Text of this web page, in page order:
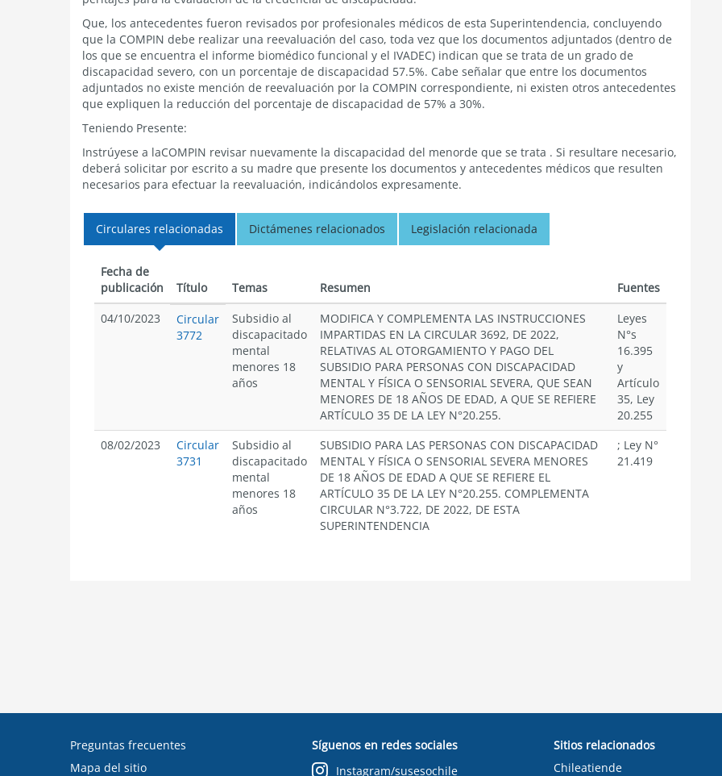
Que, los antecedentes fueron revisados por profesionales médicos de esta Superintendencia, concluyendo
que la COMPIN debe realizar una reevaluación del caso, toda vez que los documentos adjuntados (dentro de
los que se encuentra el informe biomédico funcional y el IVADEC) indican que se trata de un grado de
discapacidad severo, con un porcentaje de discapacidad 57.5%. Cabe señalar que entre los documentos
adjuntados no existe mención de reevaluación por la COMPIN correspondiente, ni existen otros antecedentes
que expliquen la reducción del porcentaje de discapacidad de 57% a 30%.
Teniendo Presente:
Instrúyese a laCOMPIN revisar nuevamente la discapacidad del menorde que se trata . Si resultare necesario,
deberá solicitar por escrito a su madre que presente los documentos y antecedentes médicos que resulten
necesarios para efectuar la reevaluación, indicándolos expresamente.
Circulares relacionadas Dictámenes relacionados Legislación relacionada
Fecha de
publicación
Título Temas Resumen
Fuentes
04/10/2023
Circular
3772
Subsidio al
discapacitado
mental
menores 18
años
MODIFICA Y COMPLEMENTA LAS INSTRUCCIONES
IMPARTIDAS EN LA CIRCULAR 3692, DE 2022,
RELATIVAS AL OTORGAMIENTO Y PAGO DEL
SUBSIDIO PARA PERSONAS CON DISCAPACIDAD
MENTAL Y FÍSICA O SENSORIAL SEVERA, QUE SEAN
MENORES DE 18 AÑOS DE EDAD, A QUE SE REFIERE
ARTÍCULO 35 DE LA LEY N°20.255.
Leyes
N°s
16.395
y
Artículo
35, Ley
20.255
08/02/2023
Circular
3731
Subsidio al
discapacitado
mental
menores 18
años
SUBSIDIO PARA LAS PERSONAS CON DISCAPACIDAD
MENTAL Y FÍSICA O SENSORIAL SEVERA MENORES
DE 18 AÑOS DE EDAD A QUE SE REFIERE EL
ARTÍCULO 35 DE LA LEY N°20.255. COMPLEMENTA
CIRCULAR N°3.722, DE 2022, DE ESTA
SUPERINTENDENCIA
; Ley N°
21.419
Preguntas frecuentes
Mapa del sitio
Síguenos en redes sociales
Instagram/susesochile
Sitios relacionados
Chileatiende